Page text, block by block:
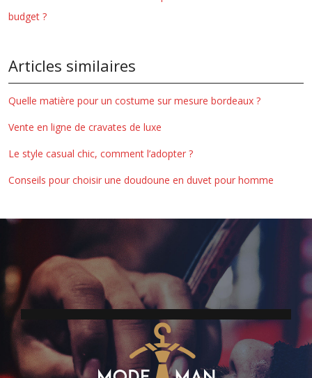
budget ?
Articles similaires
Quelle matière pour un costume sur mesure bordeaux ?
Vente en ligne de cravates de luxe
Le style casual chic, comment l’adopter ?
Conseils pour choisir une doudoune en duvet pour homme